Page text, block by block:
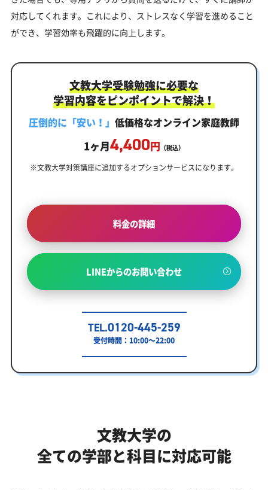
対応してくれます。これにより、ストレスなく学習を進めること
ができ、学習効率も飛躍的に向上します。
文教大学受験勉強に必要な
学習内容をピンポイントで解決！
圧倒的に「安い！」 低価格なオンライン家庭教師
1ヶ月4,400円 （税込）
※文教大学対策講座に追加するオプションサービスになります。
料金の詳細
LINEからのお問い合わせ
TEL.0120-445-259
受付時間：10:00～22:00
文教大学の
全ての学部と科目に対応可能